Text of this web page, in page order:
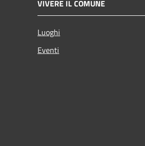
VIVERE IL COMUNE
Luoghi
Eventi